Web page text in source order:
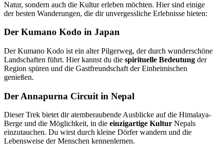
Natur, sondern auch die Kultur erleben möchten. Hier sind einige
der besten Wanderungen, die dir unvergessliche Erlebnisse bieten:
Der Kumano Kodo in Japan
Der Kumano Kodo ist ein alter Pilgerweg, der durch wunderschöne
Landschaften führt. Hier kannst du die spirituelle Bedeutung der
Region spüren und die Gastfreundschaft der Einheimischen
genießen.
Der Annapurna Circuit in Nepal
Dieser Trek bietet dir atemberaubende Ausblicke auf die Himalaya-
Berge und die Möglichkeit, in die einzigartige Kultur Nepals
einzutauchen. Du wirst durch kleine Dörfer wandern und die
Lebensweise der Menschen kennenlernen.